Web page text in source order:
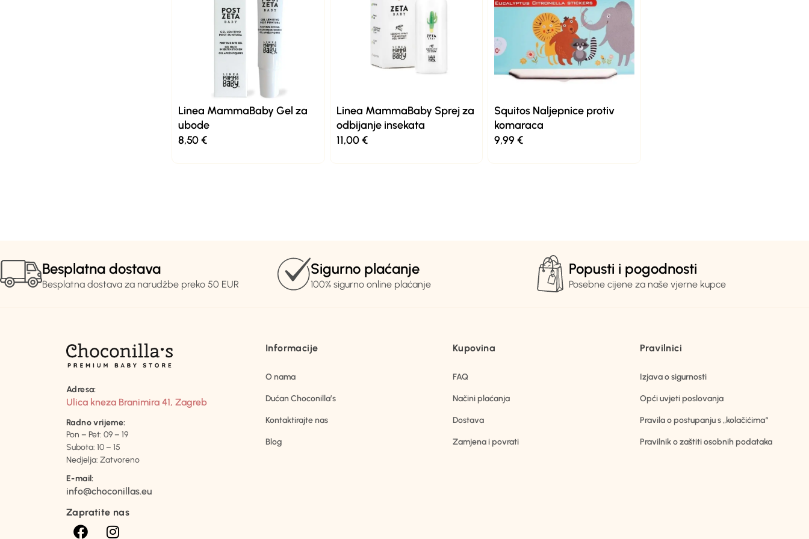
Linea MammaBaby Gel za
ubode
8,50€
Linea MammaBaby Sprej za
odbijanje insekata
11,00€
Squitos Naljepnice protiv
komaraca
9,99€
Besplatna dostava
Besplatna dostava za narudžbe preko 50 EUR
Sigurno plaćanje
100% sigurno online plaćanje
Popusti i pogodnosti
Posebne cijene za naše vjerne kupce
Adresa:
Ulica kneza Branimira 41, Zagreb
Radno vrijeme:
Pon – Pet: 09 – 19
Subota: 10 – 15
Nedjelja: Zatvoreno
E-mail:
info@choconillas.eu
Zapratite nas
Informacije
O nama
Dućan Choconilla’s
Kontaktirajte nas
Blog
Kupovina
FAQ
Načini plaćanja
Dostava
Zamjena i povrati
Pravilnici
Izjava o sigurnosti
Opći uvjeti poslovanja
Pravila o postupanju s „kolačićima“
Pravilnik o zaštiti osobnih podataka